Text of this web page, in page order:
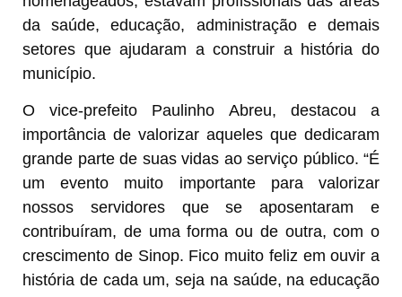
da saúde, educação, administração e demais
setores que ajudaram a construir a história do
município.
O vice-prefeito Paulinho Abreu, destacou a
importância de valorizar aqueles que dedicaram
grande parte de suas vidas ao serviço público. “É
um evento muito importante para valorizar
nossos servidores que se aposentaram e
contribuíram, de uma forma ou de outra, com o
crescimento de Sinop. Fico muito feliz em ouvir a
história de cada um, seja na saúde, na educação